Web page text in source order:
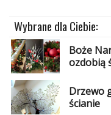
Wybrane dla Ciebie:
Boże
ozdobią
Drzewo
ścianie